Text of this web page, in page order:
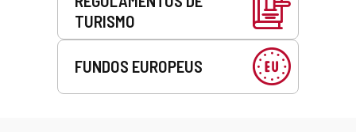
TURISMO
FUNDOS EUROPEUS